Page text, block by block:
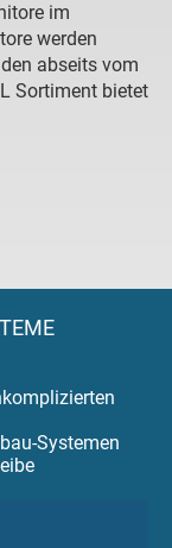
im
werden
abseits vom
Sortiment bietet
Systemen